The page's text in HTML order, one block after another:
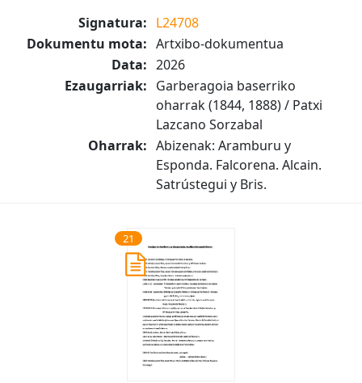
Signatura: L24708
Dokumentu mota: Artxibo-dokumentua
Data: 2026
Ezaugarriak: Garberagoia baserriko
oharrak (1844, 1888) / Patxi
Lazcano Sorzabal
Oharrak: Abizenak: Aramburu y
Esponda. Falcorena. Alcain.
Satrústegui y Bris.
21